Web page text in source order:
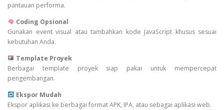
pantauan performa.
Coding Opsional
Gunakan event visual atau tambahkan kode JavaScript khusus sesuai
kebutuhan Anda.
Template Proyek
Berbagai template proyek siap pakai untuk mempercepat
pengembangan.
Ekspor Mudah
Ekspor aplikasi ke berbagai format APK, IPA, atau sebagai aplikasi web.